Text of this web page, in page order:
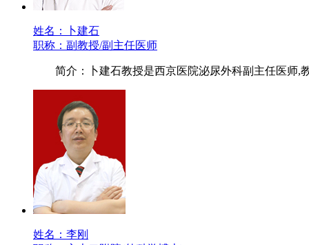
姓名：卜建石
职称：副教授/副主任医师
简介：卜建石教授是西京医院泌尿外科副主任医师,
姓名：李刚